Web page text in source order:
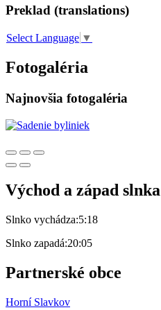
Preklad (translations)
Select Language ▼
Fotogaléria
Najnovšia fotogaléria
Východ a západ slnka
Slnko vychádza:5:18
Slnko zapadá:20:05
Partnerské obce
Horní Slavkov